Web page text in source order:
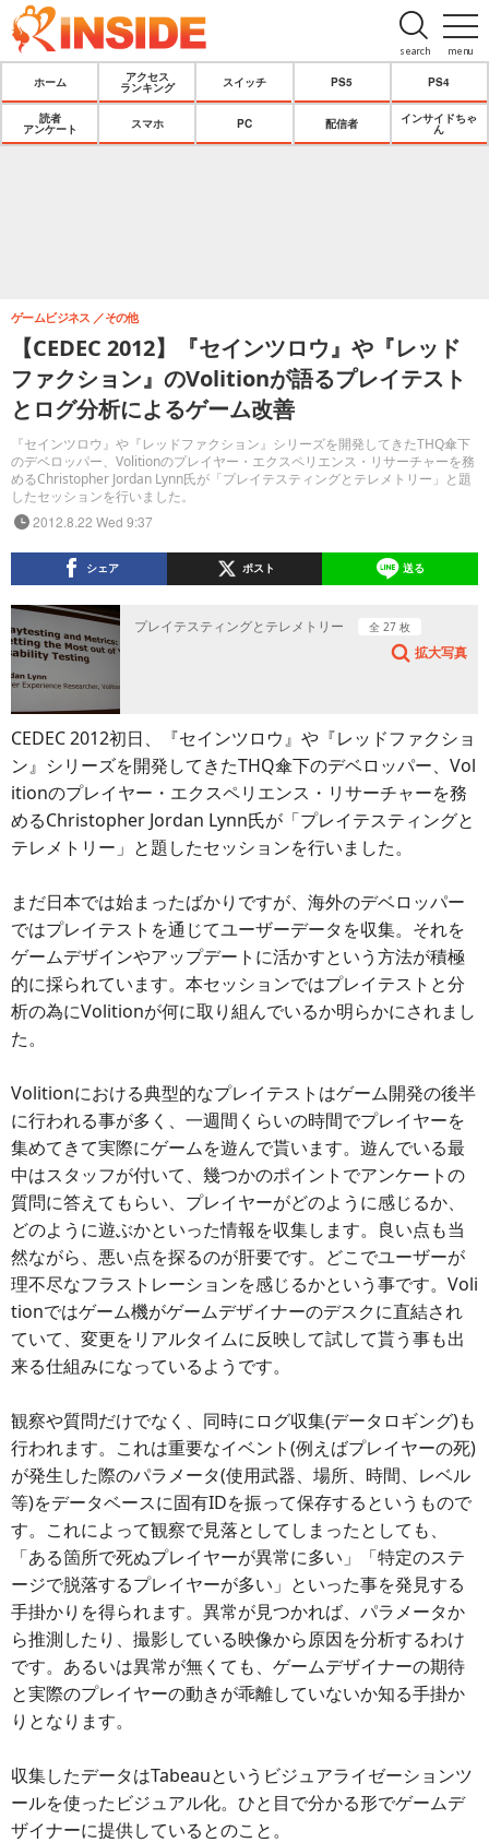
menu
search
ホーム
アクセス
ランキング
スイッチ PS5 PS4
読者
アンケート
スマホ PC 配信者
インサイドちゃ
ん
【CEDEC 2012】『セインツロウ』や『レッド
ファクション』のVolitionが語るプレイテスト
とログ分析によるゲーム改善
『セインツロウ』や『レッドファクション』シリーズを開発してきたTHQ傘下
のデベロッパー、Volitionのプレイヤー・エクスペリエンス・リサーチャーを務
めるChristopher Jordan Lynn氏が「プレイテスティングとテレメトリー」と題
したセッションを行いました。
ゲームビジネス その他
2012.8.22 Wed 9:37
シェア ポスト 送る
プレイテスティングとテレメトリー 全 27 枚
拡大写真
CEDEC 2012初日、『セインツロウ』や『レッドファクショ
ン』シリーズを開発してきたTHQ傘下のデベロッパー、Vol
itionのプレイヤー・エクスペリエンス・リサーチャーを務
めるChristopher Jordan Lynn氏が「プレイテスティングと
テレメトリー」と題したセッションを行いました。
まだ日本では始まったばかりですが、海外のデベロッパー
ではプレイテストを通じてユーザーデータを収集。それを
ゲームデザインやアップデートに活かすという方法が積極
的に採られています。本セッションではプレイテストと分
析の為にVolitionが何に取り組んでいるか明らかにされまし
た。
Volitionにおける典型的なプレイテストはゲーム開発の後半
に行われる事が多く、一週間くらいの時間でプレイヤーを
集めてきて実際にゲームを遊んで貰います。遊んでいる最
中はスタッフが付いて、幾つかのポイントでアンケートの
質問に答えてもらい、プレイヤーがどのように感じるか、
どのように遊ぶかといった情報を収集します。良い点も当
然ながら、悪い点を探るのが肝要です。どこでユーザーが
理不尽なフラストレーションを感じるかという事です。Voli
tionではゲーム機がゲームデザイナーのデスクに直結され
ていて、変更をリアルタイムに反映して試して貰う事も出
来る仕組みになっているようです。
観察や質問だけでなく、同時にログ収集(データロギング)も
行われます。これは重要なイベント(例えばプレイヤーの死)
が発生した際のパラメータ(使用武器、場所、時間、レベル
等)をデータベースに固有IDを振って保存するというもので
す。これによって観察で見落としてしまったとしても、
「ある箇所で死ぬプレイヤーが異常に多い」「特定のステ
ージで脱落するプレイヤーが多い」といった事を発見する
手掛かりを得られます。異常が見つかれば、パラメータか
ら推測したり、撮影している映像から原因を分析するわけ
です。あるいは異常が無くても、ゲームデザイナーの期待
と実際のプレイヤーの動きが乖離していないか知る手掛か
りとなります。
収集したデータはTabeauというビジュアライゼーションツ
ールを使ったビジュアル化。ひと目で分かる形でゲームデ
ザイナーに提供しているとのこと。